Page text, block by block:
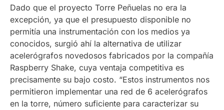
Dado que el proyecto Torre Peñuelas no era la
excepción, ya que el presupuesto disponible no
permitía una instrumentación con los medios ya
conocidos, surgió ahí la alternativa de utilizar
acelerógrafos novedosos fabricados por la compañía
Raspberry Shake, cuya ventaja competitiva es
precisamente su bajo costo. “Estos instrumentos nos
permitieron implementar una red de 6 acelerógrafos
en la torre, número suficiente para caracterizar su